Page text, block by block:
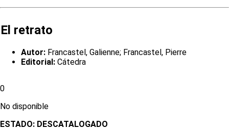
El retrato
Autor: Francastel, Galienne; Francastel, Pierre
Editorial: Cátedra
0
No disponible
ESTADO: DESCATALOGADO